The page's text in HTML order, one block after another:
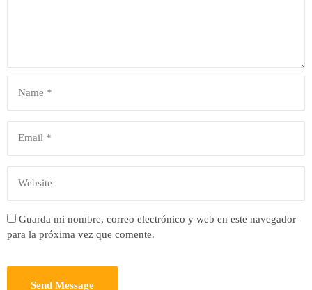
Guarda mi nombre, correo electrónico y web en este navegador
para la próxima vez que comente.